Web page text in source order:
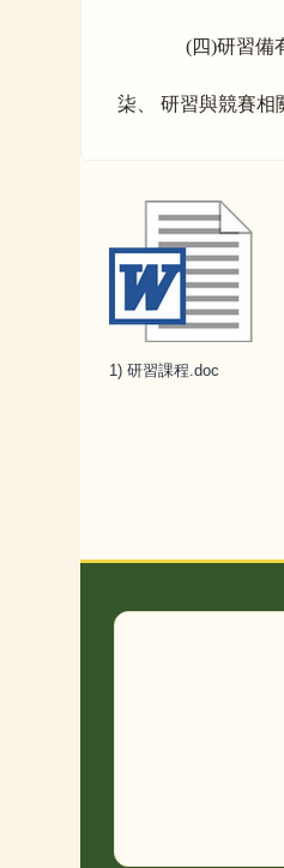
(四)研習備
柒、 研習與競賽相
1) 研習課程.doc